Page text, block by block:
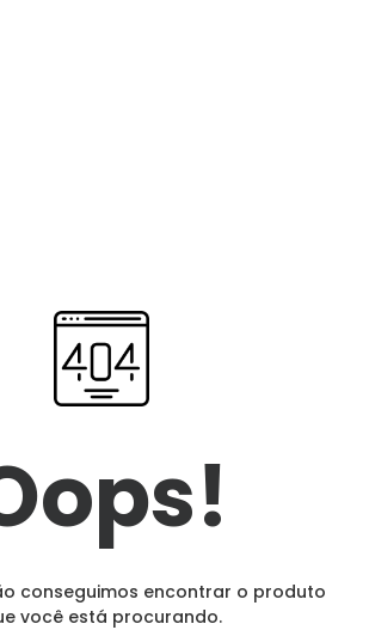
conseguimos encontrar o produto
você está procurando.